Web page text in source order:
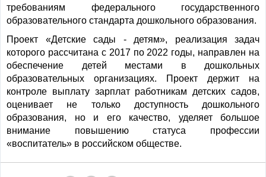
требованиям федерального государственного
образовательного стандарта дошкольного образования.
Проект «Детские сады - детям», реализация задач
которого рассчитана с 2017 по 2022 годы, направлен на
обеспечение детей местами в дошкольных
образовательных организациях. Проект держит на
контроле выплату зарплат работникам детских садов,
оценивает не только доступность дошкольного
образования, но и его качество, уделяет большое
внимание повышению статуса профессии
«воспитатель» в российском обществе.